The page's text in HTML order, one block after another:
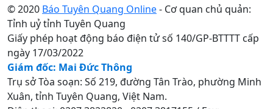
© 2020 Báo Tuyên Quang Online- Cơ quan chủ quản:
Tỉnh uỷ tỉnh Tuyên Quang
Giấy phép hoạt động báo điện tử số 140/GP-BTTTT cấp
ngày 17/03/2022
Giám đốc: Mai Đức Thông
Trụ sở Tòa soạn: Số 219, đường Tân Trào, phường Minh
Xuân, tỉnh Tuyên Quang, Việt Nam.